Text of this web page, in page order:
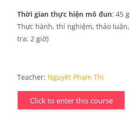
Thời gian thực hiện mô đun: 45
Thực hành, thí nghiệm, thảo
tra: 2 giờ)
Teacher: Nguyệt Phạm Thị
Click to enter this course